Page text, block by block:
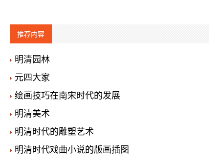
推荐内容
明清园林
元四大家
绘画技巧在南宋时代的发展
明清美术
明清时代的雕塑艺术
明清时代戏曲小说的版画插图